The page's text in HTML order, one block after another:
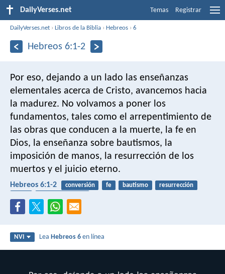
DailyVerses.net Temas Registrar
DailyVerses.net ›Libros de la Biblia › Hebreos ›6
Hebreos 6:1-2
Por eso, dejando a un lado las enseñanzas
elementales acerca de Cristo, avancemos hacia
la madurez. No volvamos a poner los
fundamentos, tales como el arrepentimiento de
las obras que conducen a la muerte, la fe en
Dios, la enseñanza sobre bautismos, la
imposición de manos, la resurrección de los
muertos y el juicio eterno.
Hebreos 6:1-2 conversión fe bautismo
resurrección
NVI LeaHebreos 6 en línea